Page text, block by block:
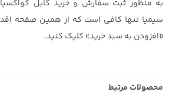
سیمیا تنها کافی است که از همین صفحه
«افزودن به سبد خرید» کلیک کنید.
محصولات مرتبط